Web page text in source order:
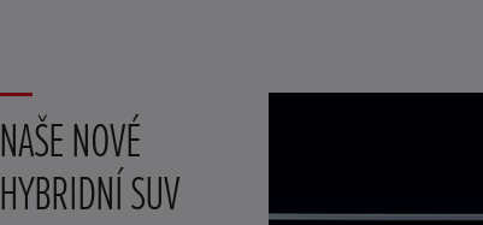
NAŠE NOVÉ
HYBRIDNÍ SUV